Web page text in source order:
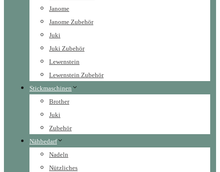
Janome
Janome Zubehör
Juki
Juki Zubehör
Lewenstein
Lewenstein Zubehör
Stickmaschinen
Brother
Juki
Zubehör
Nähbedarf
Nadeln
Nützliches